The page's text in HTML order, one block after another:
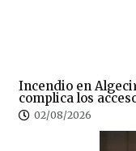
Incendio en
complica los
02/08/2026